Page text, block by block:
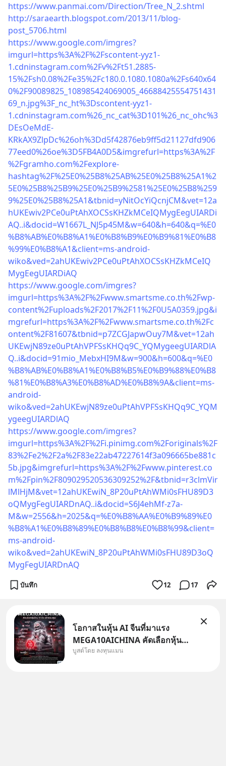
https://www.panmai.com/Direction/Tree_N_2.shtml
http://saraearth.blogspot.com/2013/11/blog-
post_5706.html
https://www.google.com/imgres?
imgurl=https%3A%2F%2Fscontent-yyz1-
1.cdninstagram.com%2Fv%2Ft51.2885-
15%2Fsh0.08%2Fe35%2Fc180.0.1080.1080a%2Fs640x64
0%2F90089825_108985424069005_46688425554751431
69_n.jpg%3F_nc_ht%3Dscontent-yyz1-
1.cdninstagram.com%26_nc_cat%3D101%26_nc_ohc%3
DEsOeMdE-
KRkAX9ZlpDc%26oh%3Dd5f42876eb9ff5d21127dfd906
77eed0%26oe%3D5FB4A0D5&imgrefurl=https%3A%2F
%2Fgramho.com%2Fexplore-
hashtag%2F%25E0%25B8%25AB%25E0%25B8%25A1%2
5E0%25B8%25B9%25E0%25B9%2581%25E0%25B8%259
9%25E0%25B8%25A1&tbnid=yNitOcYiQcnjCM&vet=12a
hUKEwiv2PCe0uPtAhXOCSsKHZkMCeIQMygEegUIARDi
AQ..i&docid=W1667L_NJ5p45M&w=640&h=640&q=%E0
%B8%AB%E0%B8%A1%E0%B8%B9%E0%B9%81%E0%B8
%99%E0%B8%A1&client=ms-android-
wiko&ved=2ahUKEwiv2PCe0uPtAhXOCSsKHZkMCeIQ
MygEegUIARDiAQ
https://www.google.com/imgres?
imgurl=https%3A%2F%2Fwww.smartsme.co.th%2Fwp-
content%2Fuploads%2F2017%2F11%2F0U5A0359.jpg&i
mgrefurl=https%3A%2F%2Fwww.smartsme.co.th%2Fc
ontent%2F81607&tbnid=p7ZCGJapwOuy7M&vet=12ah
UKEwjN89ze0uPtAhVPFSsKHQq9C_YQMygeegUIARDlA
Q..i&docid=91mio_MebxHI9M&w=900&h=600&q=%E0
%B8%AB%E0%B8%A1%E0%B8%B5%E0%B9%88%E0%B8
%81%E0%B8%A3%E0%B8%AD%E0%B8%9A&client=ms-
android-
wiko&ved=2ahUKEwjN89ze0uPtAhVPFSsKHQq9C_YQM
ygeegUIARDlAQ
https://www.google.com/imgres?
imgurl=https%3A%2F%2Fi.pinimg.com%2Foriginals%2F
83%2Fe2%2F2a%2F83e22ab47227614f3a096665be881c
5b.jpg&imgrefurl=https%3A%2F%2Fwww.pinterest.co
m%2Fpin%2F809029520536309252%2F&tbnid=r3clmVir
lMlHjM&vet=12ahUKEwiN_8P20uPtAhWMi0sFHU89D3
oQMygFegUIARDnAQ..i&docid=S6J4ehMf-z7a-
M&w=2556&h=2025&q=%E0%B8%AA%E0%B9%89%E0
%B8%A1%E0%B8%89%E0%B8%B8%E0%B8%99&client=
ms-android-
wiko&ved=2ahUKEwiN_8P20uPtAhWMi0sFHU89D3oQ
MygFegUIARDnAQ
บันทึก 12 17
โอกาสในหุ้น AI จีนที่มาแรง
MEGA10AICHINA คัดเลือกหุ้น
ใหม่ 9 ตัว เข้ากองทุน.. ครอบคลุม
บูสต์โดย ลงทุนแมน